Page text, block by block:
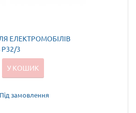
ЕЛЕКТРОМОБІЛІВ
P32/3
У КОШИК
Під замовлення